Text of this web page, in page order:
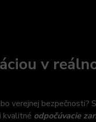
v
verejnej bezpečnosti?
kvalitné odpočúvacie